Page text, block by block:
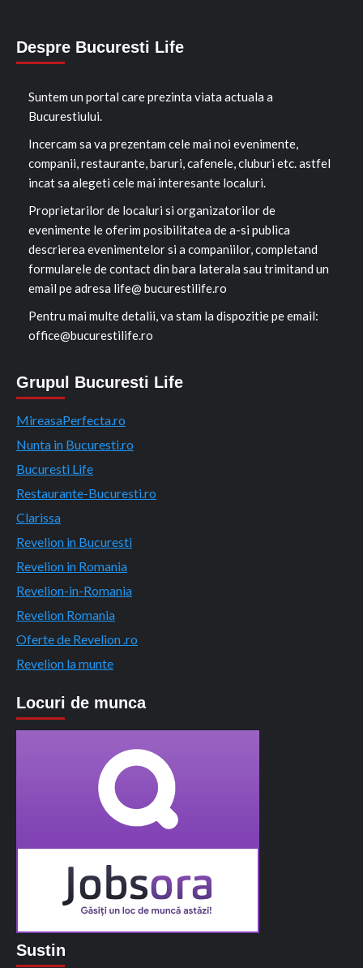
Despre Bucuresti Life
Suntem un portal care prezinta viata actuala a
Bucurestiului.
Incercam sa va prezentam cele mai noi evenimente,
companii, restaurante, baruri, cafenele, cluburi etc. astfel
incat sa alegeti cele mai interesante localuri.
Proprietarilor de localuri si organizatorilor de
evenimente le oferim posibilitatea de a-si publica
descrierea evenimentelor si a companiilor, completand
formularele de contact din bara laterala sau trimitand un
email pe adresa life@ bucurestilife.ro
Pentru mai multe detalii, va stam la dispozitie pe email:
office@bucurestilife.ro
Grupul Bucuresti Life
MireasaPerfecta.ro
Nunta in Bucuresti.ro
Bucuresti Life
Restaurante-Bucuresti.ro
Clarissa
Revelion in Bucuresti
Revelion in Romania
Revelion-in-Romania
Revelion Romania
Oferte de Revelion .ro
Revelion la munte
Locuri de munca
Sustin